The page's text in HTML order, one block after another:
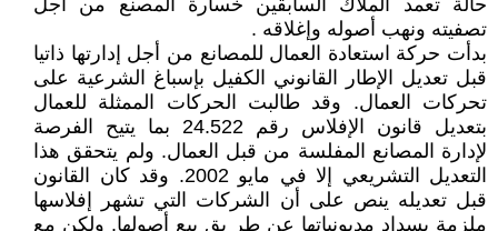
حالة تعمد الملاك السابقين خسارة المصنع من أجل
تصفيته ونهب أصوله وإغلاقه .
بدأت حركة استعادة العمال للمصانع من أجل إدارتها ذاتيا
قبل تعديل الإطار القانوني الكفيل بإسباغ الشرعية على
تحركات العمال. وقد طالبت الحركات الممثلة للعمال
بتعديل قانون الإفلاس رقم 24.522 بما يتيح الفرصة
لإدارة المصانع المفلسة من قبل العمال. ولم يتحقق هذا
التعديل التشريعي إلا في مايو 2002. وقد كان القانون
قبل تعديله ينص على أن الشركات التي تشهر إفلاسها
ملزمة بسداد مديونياتها عن طر يق بيع أصولها. ولكن مع